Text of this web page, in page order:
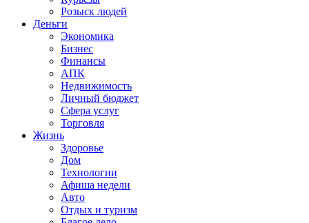
Розыск людей
Деньги
Экономика
Бизнес
Финансы
АПК
Недвижимость
Личный бюджет
Сфера услуг
Торговля
Жизнь
Здоровье
Дом
Технологии
Афиша недели
Авто
Отдых и туризм